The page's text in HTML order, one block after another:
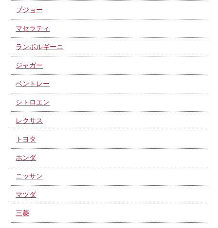
プジョー
マセラティ
ランボルギーニ
ジャガー
ベントレー
シトロエン
レクサス
トヨタ
ホンダ
ニッサン
マツダ
三菱